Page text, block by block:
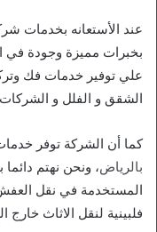
عند الأستعانه بخدمات
بخبرات مميزة وجودة في
علي توفير خدمات فك
الشقق و الفلل و
كما أن الشركة توفر
بالرياض، ونحن نهتم
المستخدمة في نقل
فلبينية لنقل الاثاث خارج